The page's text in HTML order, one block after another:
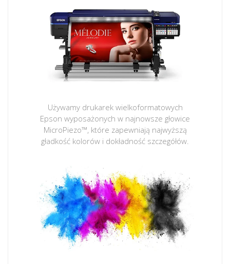
Używamy drukarek wielkoformatowych
Epson wyposażonych w najnowsze głowice
MicroPiezo™, które zapewniają najwyższą
gładkość kolorów i dokładność szczegółów.